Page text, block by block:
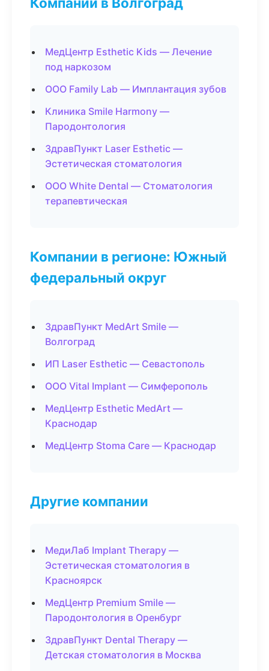
МедЦентр Esthetic Kids — Лечение
под наркозом
ООО Family Lab — Имплантация зубов
Клиника Smile Harmony —
Пародонтология
ЗдравПункт Laser Esthetic —
Эстетическая стоматология
ООО White Dental — Стоматология
терапевтическая
Компании в регионе: Южный
федеральный округ
ЗдравПункт MedArt Smile —
Волгоград
ИП Laser Esthetic — Севастополь
ООО Vital Implant — Симферополь
МедЦентр Esthetic MedArt —
Краснодар
МедЦентр Stoma Care — Краснодар
Другие компании
МедиЛаб Implant Therapy —
Эстетическая стоматология в
Красноярск
МедЦентр Premium Smile —
Пародонтология в Оренбург
ЗдравПункт Dental Therapy —
Детская стоматология в Москва